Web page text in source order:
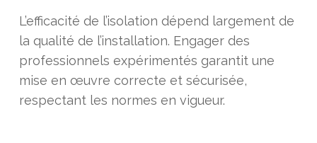
L’efficacité de l’isolation dépend largement de
la qualité de l’installation. Engager des
professionnels expérimentés garantit une
mise en œuvre correcte et sécurisée,
respectant les normes en vigueur.